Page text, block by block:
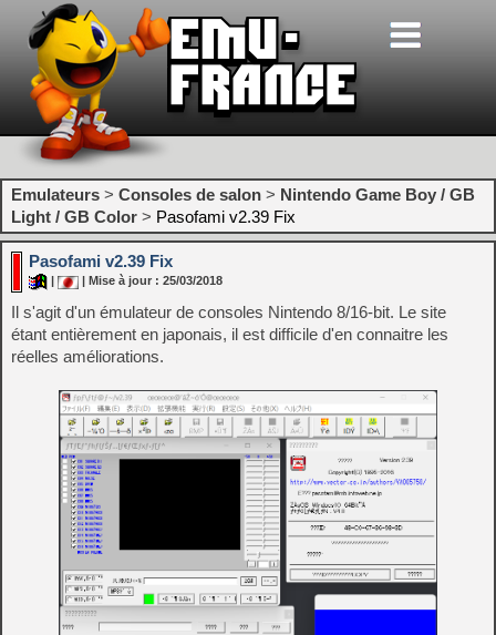
Emulateurs > Consoles de salon > Nintendo Game Boy / GB
Light / GB Color > Pasofami v2.39 Fix
Pasofami v2.39 Fix
| Mise à jour : 25/03/2018
Il s'agit d'un émulateur de consoles Nintendo 8/16-bit. Le site
étant entièrement en japonais, il est difficile d'en connaitre les
réelles améliorations.